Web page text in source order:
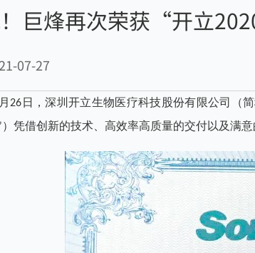
自主掌握核心技术
嵌入式一体工控机
巨烽再次荣获“开立
号
07-27
26日，深圳开立生物医疗科技股份有限公司（
）凭借创新的技术、高效率高质量的交付以及满